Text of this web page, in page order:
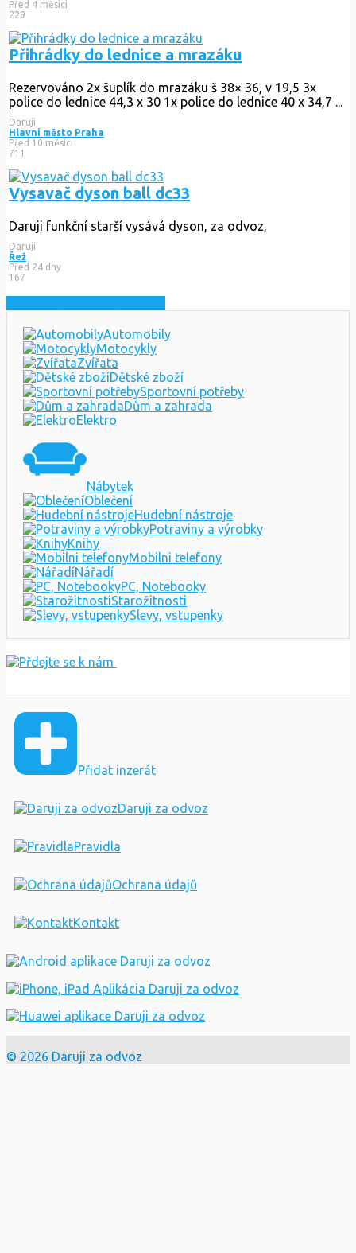
Před 4 měsíci
229
Přihrádky do lednice a mrazáku
Rezervováno 2x šuplík do mrazáku š 38× 36, v 19,5 3x
police do lednice 44,3 x 30 1x police do lednice 40 x 34,7 ...
Daruji
Hlavní město Praha
Před 10 měsíci
711
Vysavač dyson ball dc33
Daruji funkční starší vysává dyson, za odvoz,
Daruji
Řež
Před 24 dny
167
Automobily
Motocykly
Zvířata
Dětské zboží
Sportovní potřeby
Dům a zahrada
Elektro
Nábytek
Oblečení
Hudební nástroje
Potraviny a výrobky
Knihy
Mobilni telefony
Nářadí
PC, Notebooky
Starožitnosti
Slevy, vstupenky
Přidat inzerát
Daruji za odvoz
Pravidla
Ochrana údajů
Kontakt
© 2026 Daruji za odvoz